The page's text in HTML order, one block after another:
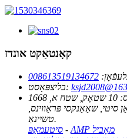
קאָנטאַקט אונדז
008613519134672
בליצפּאָסט:
10 שטאָק, שטח א, 1668 Times Square, דרום טשיינאַ
סיטי, שאַאַנקסי פּראַווינס,
טשיינאַ.
סיטעמאַפּ -
AMP מאָביל